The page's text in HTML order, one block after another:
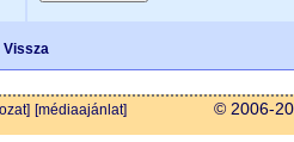
Vissza
© 2006-
[médiaajánlat]